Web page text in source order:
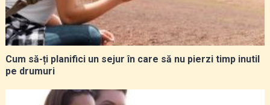
Cum să-ți planifici un sejur în care să nu pierzi timp inutil
pe drumuri